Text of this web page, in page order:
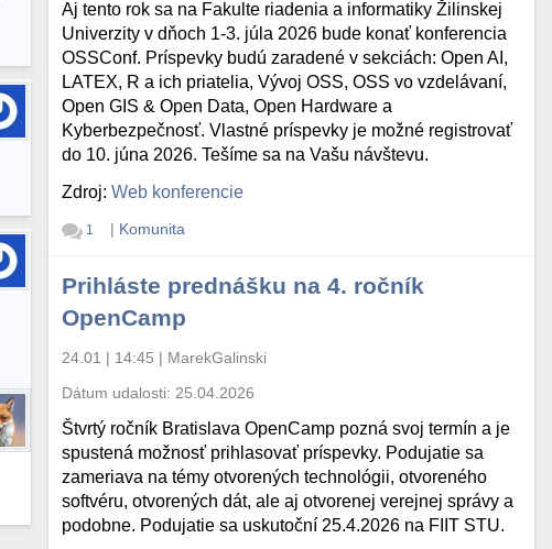
Aj tento rok sa na Fakulte riadenia a informatiky Žilinskej
Univerzity v dňoch 1-3. júla 2026 bude konať konferencia
OSSConf. Príspevky budú zaradené v sekciách: Open AI,
LATEX, R a ich priatelia, Vývoj OSS, OSS vo vzdelávaní,
Open GIS & Open Data, Open Hardware a
Kyberbezpečnosť. Vlastné príspevky je možné registrovať
do 10. júna 2026. Tešíme sa na Vašu návštevu.
Zdroj:Web konferencie
1 | Komunita
Prihláste prednášku na 4. ročník
OpenCamp
24.01 | 14:45 | MarekGalinski
Dátum udalosti: 25.04.2026
Štvrtý ročník Bratislava OpenCamp pozná svoj termín a je
spustená možnosť prihlasovať príspevky. Podujatie sa
zameriava na témy otvorených technológii, otvoreného
softvéru, otvorených dát, ale aj otvorenej verejnej správy a
podobne. Podujatie sa uskutoční 25.4.2026 na FIIT STU.